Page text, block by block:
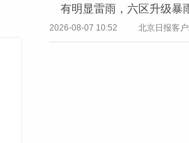
有明显雷雨，六区升级暴
2026-08-07 10:52 北京日报客